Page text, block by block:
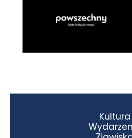
Kultura